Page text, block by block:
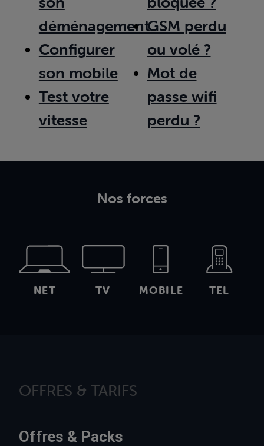
déménagement
Configurer
son mobile
Test votre
vitesse
GSM perdu
ou volé ?
Mot de
passe wifi
perdu ?
Nos forces
NET TV MOBILE TEL
OFFRES & TARIFS
Offres & Packs